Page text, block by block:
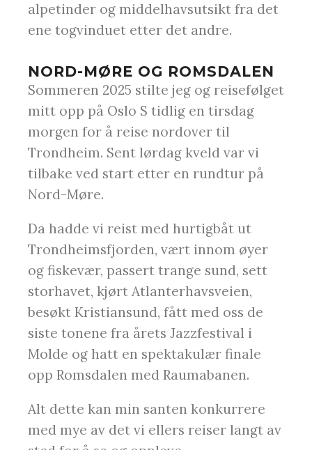
alpetinder og middelhavsutsikt fra det
ene togvinduet etter det andre.
NORD-MØRE OG ROMSDALEN
Sommeren 2025 stilte jeg og reisefølget
mitt opp på Oslo S tidlig en tirsdag
morgen for å reise nordover til
Trondheim. Sent lørdag kveld var vi
tilbake ved start etter en rundtur på
Nord-Møre.
Da hadde vi reist med hurtigbåt ut
Trondheimsfjorden, vært innom øyer
og fiskevær, passert trange sund, sett
storhavet, kjørt Atlanterhavsveien,
besøkt Kristiansund, fått med oss de
siste tonene fra årets Jazzfestival i
Molde og hatt en spektakulær finale
opp Romsdalen med Raumabanen.
Alt dette kan min santen konkurrere
med mye av det vi ellers reiser langt av